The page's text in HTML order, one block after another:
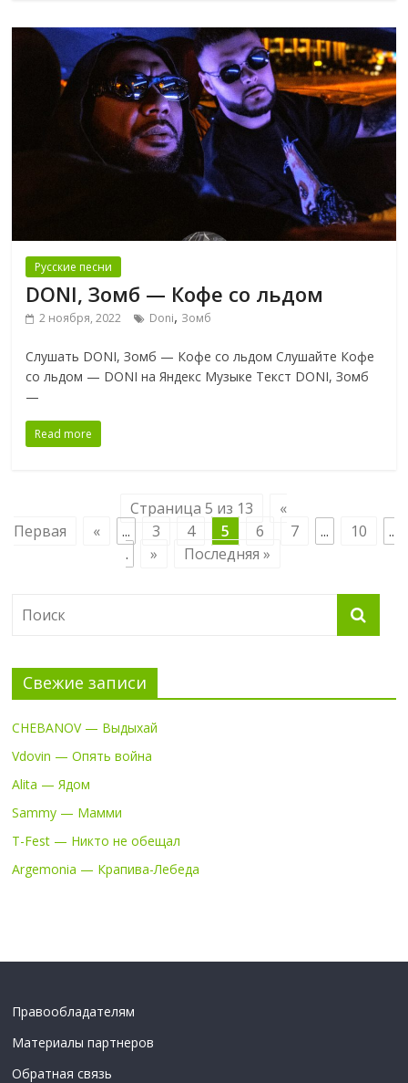
Русские песни
DONI, Зомб — Кофе со льдом
2 ноября, 2022 Doni, Зомб
Слушать DONI, Зомб — Кофе со льдом Слушайте Кофе
со льдом — DONI на Яндекс Музыке Текст DONI, Зомб
—
Read more
Страница 5 из 13
«
Первая
« ... 3 4 5 6 7 ... 10
..
.
» Последняя »
Свежие записи
CHEBANOV — Выдыхай
Vdovin — Опять война
Alita — Ядом
Sammy — Мамми
T-Fest — Никто не обещал
Argemonia — Крапива-Лебеда
Правообладателям
Материалы партнеров
Обратная связь